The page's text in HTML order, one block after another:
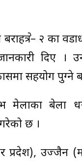
२ का
दिए ।
सहयोग पुग्ने
मेलाका बेला
छ ।
प्रदेश), उज्जैन